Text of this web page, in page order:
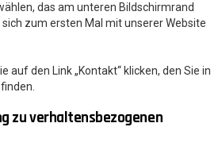
das am unteren Bildschirmrand
zum ersten Mal mit unserer Website
auf den Link „Kontakt“ klicken, den Sie in
zu verhaltensbezogenen